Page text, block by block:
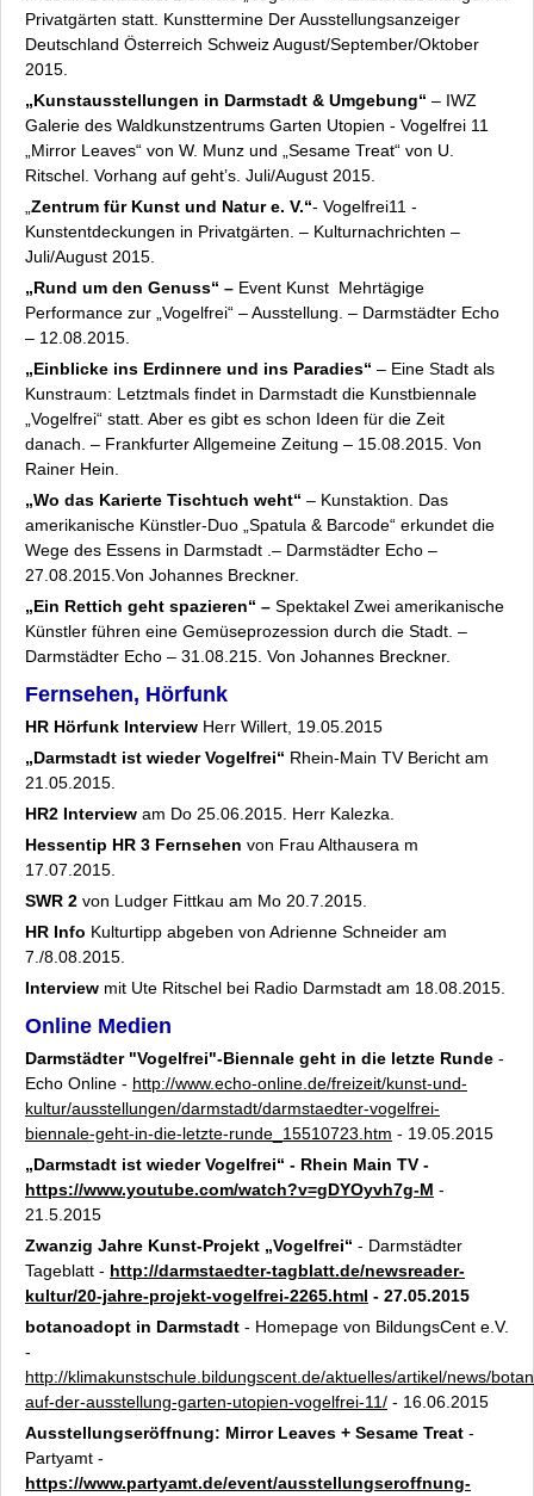
Privatgärten statt. Kunsttermine Der Ausstellungsanzeiger
Deutschland Österreich Schweiz August/September/Oktober
2015.
„Kunstausstellungen in Darmstadt & Umgebung“ – IWZ
Galerie des Waldkunstzentrums Garten Utopien - Vogelfrei 11
„Mirror Leaves“ von W. Munz und „Sesame Treat“ von U.
Ritschel. Vorhang auf geht’s. Juli/August 2015.
Zentrum für Kunst und Natur e. V.“- Vogelfrei11 -
Kunstentdeckungen in Privatgärten. – Kulturnachrichten –
Juli/August 2015.
„Rund um den Genuss“ – Event Kunst Mehrtägige
Performance zur „Vogelfrei“ – Ausstellung. – Darmstädter Echo
– 12.08.2015.
„Einblicke ins Erdinnere und ins Paradies“ – Eine Stadt als
Kunstraum: Letztmals findet in Darmstadt die Kunstbiennale
„Vogelfrei“ statt. Aber es gibt es schon Ideen für die Zeit
danach. – Frankfurter Allgemeine Zeitung – 15.08.2015. Von
Rainer Hein.
„Wo das Karierte Tischtuch weht“ – Kunstaktion. Das
amerikanische Künstler-Duo „Spatula & Barcode“ erkundet die
Wege des Essens in Darmstadt .– Darmstädter Echo –
27.08.2015.Von Johannes Breckner.
„Ein Rettich geht spazieren“ – Spektakel Zwei amerikanische
Künstler führen eine Gemüseprozession durch die Stadt. –
Darmstädter Echo – 31.08.215. Von Johannes Breckner.
Fernsehen, Hörfunk
HR Hörfunk Interview Herr Willert, 19.05.2015
„Darmstadt ist wieder Vogelfrei“ Rhein-Main TV Bericht am
21.05.2015.
HR2 Interview am Do 25.06.2015. Herr Kalezka.
Hessentip HR 3 Fernsehen von Frau Althausera m
17.07.2015.
SWR 2 von Ludger Fittkau am Mo 20.7.2015.
HR Info Kulturtipp abgeben von Adrienne Schneider am
7./8.08.2015.
Interview mit Ute Ritschel bei Radio Darmstadt am 18.08.2015.
Online Medien
Darmstädter "Vogelfrei"-Biennale geht in die letzte Runde -
Echo Online - http://www.echo-online.de/freizeit/kunst-und-
kultur/ausstellungen/darmstadt/darmstaedter-vogelfrei-
biennale-geht-in-die-letzte-runde_15510723.htm - 19.05.2015
„Darmstadt ist wieder Vogelfrei“ - Rhein Main TV -
https://www.youtube.com/watch?v=gDYOyvh7g-M -
21.5.2015
Zwanzig Jahre Kunst-Projekt „Vogelfrei“ - Darmstädter
Tageblatt - http://darmstaedter-tagblatt.de/newsreader-
kultur/20-jahre-projekt-vogelfrei-2265.html - 27.05.2015
botanoadopt in Darmstadt - Homepage von BildungsCent e.V.
-
http://klimakunstschule.bildungscent.de/aktuelles/artikel/news/
auf-der-ausstellung-garten-utopien-vogelfrei-11/ - 16.06.2015
Ausstellungseröffnung: Mirror Leaves + Sesame Treat -
Partyamt -
https://www.partyamt.de/event/ausstellungseroffnung-